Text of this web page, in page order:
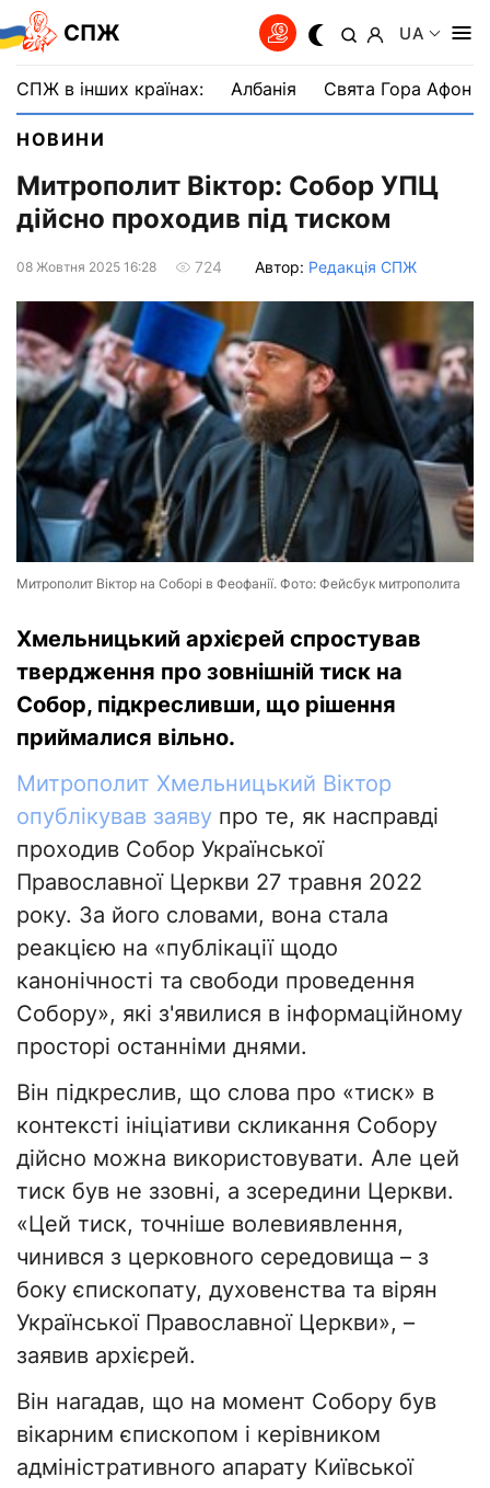
СПЖ UA
СПЖ в інших країнах: Албанія Свята Гора Афон
НОВИНИ
Митрополит Віктор: Собор УПЦ
дійсно проходив під тиском
08 Жовтня 2025 16:28 724 Автор: Редакція СПЖ
Митрополит Віктор на Соборі в Феофанії. Фото: Фейсбук митрополита
Хмельницький архієрей спростував
твердження про зовнішній тиск на
Собор, підкресливши, що рішення
приймалися вільно.
Митрополит Хмельницький Віктор
опублікував заяву про те, як насправді
проходив Собор Української
Православної Церкви 27 травня 2022
року. За його словами, вона стала
реакцією на «публікації щодо
канонічності та свободи проведення
Собору», які з'явилися в інформаційному
просторі останніми днями.
Він підкреслив, що слова про «тиск» в
контексті ініціативи скликання Собору
дійсно можна використовувати. Але цей
тиск був не ззовні, а зсередини Церкви.
«Цей тиск, точніше волевиявлення,
чинився з церковного середовища – з
боку єпископату, духовенства та вірян
Української Православної Церкви», –
заявив архієрей.
Він нагадав, що на момент Собору був
вікарним єпископом і керівником
адміністративного апарату Київської